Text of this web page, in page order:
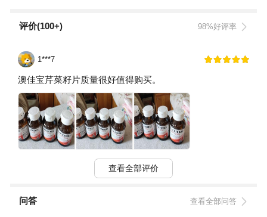
评价(100+) 98%好评率
1***7
澳佳宝芹菜籽片质量很好值得购买。
查看全部评价
问答 查看全部问答